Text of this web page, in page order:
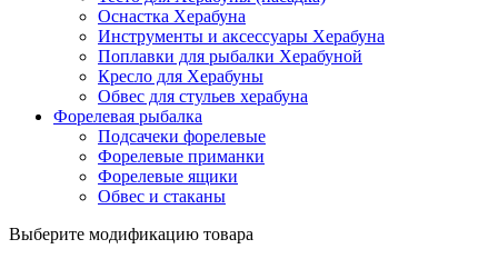
Оснастка Херабуна
Инструменты и аксессуары Херабуна
Поплавки для рыбалки Херабуной
Кресло для Херабуны
Обвес для стульев херабуна
Форелевая рыбалка
Подсачеки форелевые
Форелевые приманки
Форелевые ящики
Обвес и стаканы
Выберите модификацию товара